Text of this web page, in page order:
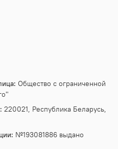
Общество с ограниченной
220021, Республика Беларусь,
№193081886 выдано